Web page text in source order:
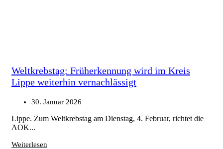
Weltkrebstag: Früherkennung wird im Kreis
Lippe weiterhin vernachlässigt
30. Januar 2026
Lippe. Zum Weltkrebstag am Dienstag, 4. Februar, richtet die
AOK...
Weiterlesen